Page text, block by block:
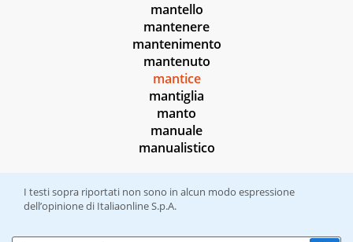
mantello
mantenere
mantenimento
mantenuto
mantice
mantiglia
manto
manuale
manualistico
I testi sopra riportati non sono in alcun modo espressione
dell’opinione di Italiaonline S.p.A.